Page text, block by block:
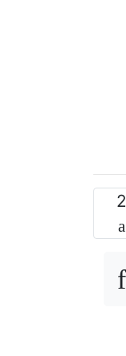
2